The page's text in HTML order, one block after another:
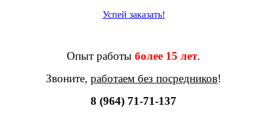
Успей заказать!
Опыт работы более 15 лет.
Звоните, работаем без посредников!
8 (964) 71-71-137